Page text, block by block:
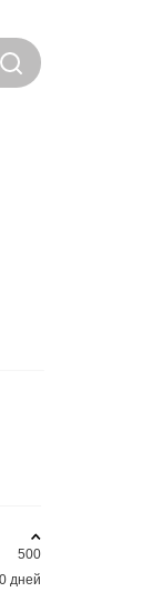
500
дней